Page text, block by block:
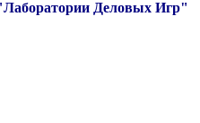
Деловых Игр"